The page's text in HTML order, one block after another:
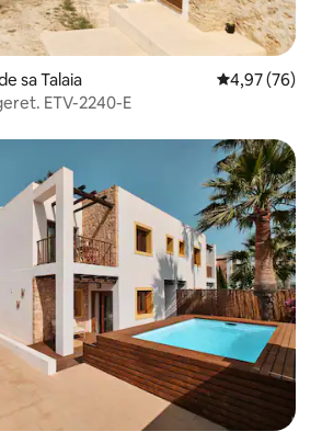
sa Talaia Prosječna
4,97 (76)
Sa Païssa d 'en Vergeret. ETV-2240-E